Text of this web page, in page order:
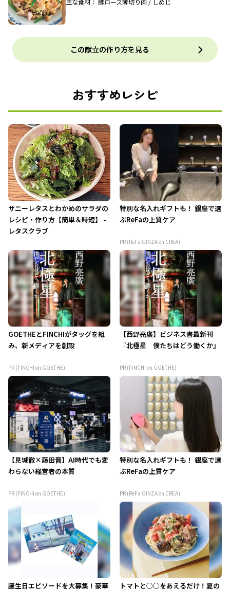
主な食材： 豚ロース薄切り肉 / しめじ
この献立の作り方を見る
おすすめレシピ
サニーレタスとわかめのサラダの
レシピ・作り方【簡単＆時短】 -
レタスクラブ
特別な名入れギフトも！ 銀座で選
ぶReFaの上質ケア
PR (ReFa GINZA on CREA)
GOETHEとFINCHIがタッグを組
み、新メディアを創設
PR (FINCHI on GOETHE)
【西野亮廣】ビジネス書最新刊
『北極星 僕たちはどう働くか』
PR (FINCHI on GOETHE)
【見城徹×藤田晋】AI時代でも変
わらない経営者の本質
PR (FINCHI on GOETHE)
特別な名入れギフトも！ 銀座で選
ぶReFaの上質ケア
PR (ReFa GINZA on CREA)
誕生日エピソードを大募集！豪華
トマトと○○をあえるだけ！夏の